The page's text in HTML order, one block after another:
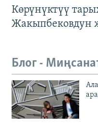
Көрүнүктүү
Жакыпбековдун
Блог -